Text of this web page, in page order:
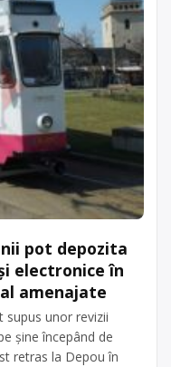
pot depozita
electronice în
amenajate
supus unor revizii
șine începând de
retras la Depou în